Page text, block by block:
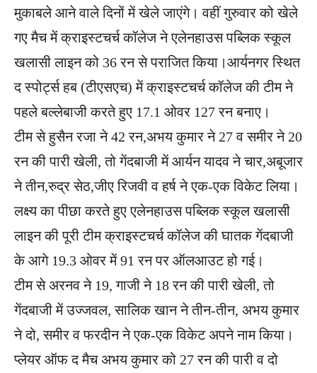
मुकाबले आने वाले दिनों में खेले जाएंगे। वहीं गुरुवार को खेले
गए मैच में क्राइस्टचर्च कॉलेज ने एलेनहाउस प​ब्लिक स्कूल
खलासी लाइन को 36 रन से पराजित किया।आर्यनगर ​स्थित
द स्पोर्ट्स हब (टीएसएच) में क्राइस्टचर्च कॉलेज की टीम ने
पहले बल्लेबाजी करते हुए 17.1 ओवर 127 रन बनाए।
टीम से हुसैन रजा ने 42 रन,अभय कुमार ने 27 व समीर ने 20
रन की पारी खेली, तो गेंदबाजी में आर्यन यादव ने चार,अबूजार
ने तीन,रुद्र सेठ,जीए रिजवी व हर्ष ने एक-एक विकेट लिया।
लक्ष्य का पीछा करते हुए एलेनहाउस प​ब्लिक स्कूल खलासी
लाइन की पूरी टीम क्राइस्टचर्च कॉलेज की घातक गेंदबाजी
के आगे 19.3 ओवर में 91 रन पर ऑलआउट हो गई।
टीम से अरनव ने 19, गाजी ने 18 रन की पारी खेली, तो
गेंदबाजी में उज्जवल, सालिक खान ने तीन-तीन, अभय कुमार
ने दो, समीर व फरदीन ने एक-एक विकेट अपने नाम किया।
प्लेयर ऑफ द मैच अभय कुमार को 27 रन की पारी व दो